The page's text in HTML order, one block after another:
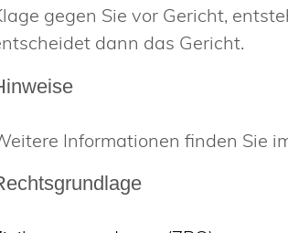
gegen Sie vor Gericht,
dann das Gericht.
Informationen finden Sie